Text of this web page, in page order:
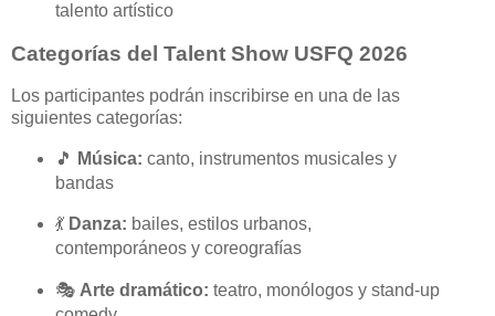
talento artístico
Categorías del Talent Show USFQ 2026
Los participantes podrán inscribirse en una de las
siguientes categorías:
🎵 Música: canto, instrumentos musicales y
bandas
💃 Danza: bailes, estilos urbanos,
contemporáneos y coreografías
🎭 Arte dramático: teatro, monólogos y stand-up